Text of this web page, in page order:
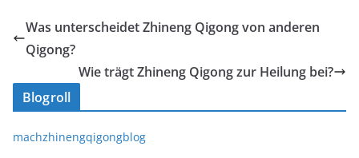
Was unterscheidet Zhineng Qigong von anderen
Qigong?
Wie trägt Zhineng Qigong zur Heilung bei?
Blogroll
machzhinengqigongblog